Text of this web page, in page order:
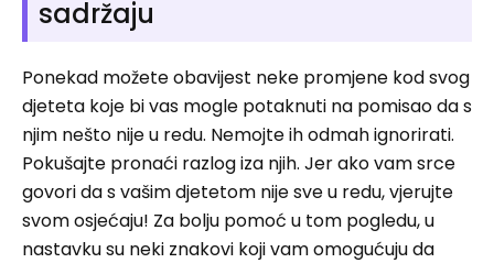
sadržaju
Ponekad možete obavijest neke promjene kod svog
djeteta koje bi vas mogle potaknuti na pomisao da s
njim nešto nije u redu. Nemojte ih odmah ignorirati.
Pokušajte pronaći razlog iza njih. Jer ako vam srce
govori da s vašim djetetom nije sve u redu, vjerujte
svom osjećaju! Za bolju pomoć u tom pogledu, u
nastavku su neki znakovi koji vam omogućuju da